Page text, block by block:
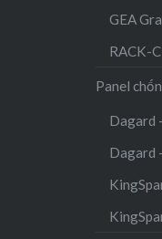
GEA
RACK-
Panel
Dagard
Dagard